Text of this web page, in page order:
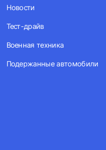
Новости
Тест-драйв
Военная техника
Подержанные автомобили